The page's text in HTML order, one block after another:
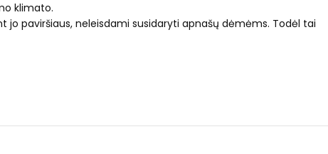
klimato.
jo paviršiaus, neleisdami susidaryti apnašų dėmėms. Todėl tai